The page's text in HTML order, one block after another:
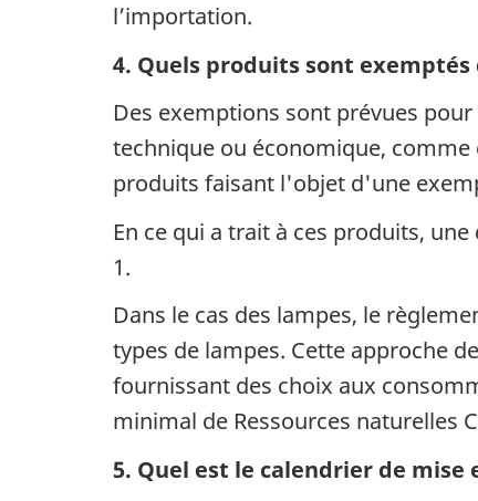
l’importation.
4. Quels produits sont
Des exemptions sont prévues
technique ou économique, comme
produits faisant l'objet d'une
En ce qui a trait à ces produits,
1.
Dans le cas des lampes, le
types de lampes. Cette approche
fournissant des choix aux
minimal de Ressources naturelles
5. Quel est le calendrier de mise